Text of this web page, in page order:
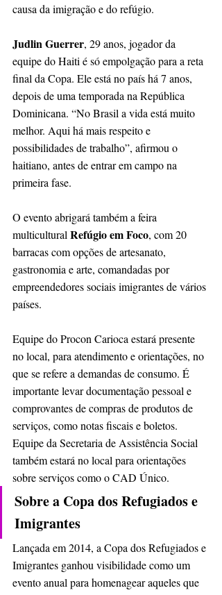
causa da imigração e do refúgio.
Judlin Guerrer, 29 anos, jogador da
equipe do Haiti é só empolgação para a reta
final da Copa. Ele está no país há 7 anos,
depois de uma temporada na República
Dominicana. “No Brasil a vida está muito
melhor. Aqui há mais respeito e
possibilidades de trabalho”, afirmou o
haitiano, antes de entrar em campo na
primeira fase.
O evento abrigará também a feira
multicultural Refúgio em Foco, com 20
barracas com opções de artesanato,
gastronomia e arte, comandadas por
empreendedores sociais imigrantes de vários
países.
Equipe do Procon Carioca estará presente
no local, para atendimento e orientações, no
que se refere a demandas de consumo. É
importante levar documentação pessoal e
comprovantes de compras de produtos de
serviços, como notas fiscais e boletos.
Equipe da Secretaria de Assistência Social
também estará no local para orientações
sobre serviços como o CAD Único.
Sobre a Copa dos Refugiados e
Imigrantes
Lançada em 2014, a Copa dos Refugiados e
Imigrantes ganhou visibilidade como um
evento anual para homenagear aqueles que